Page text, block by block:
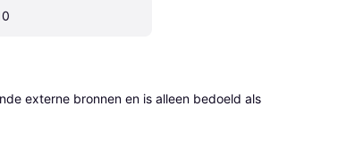
externe bronnen en is alleen bedoeld als